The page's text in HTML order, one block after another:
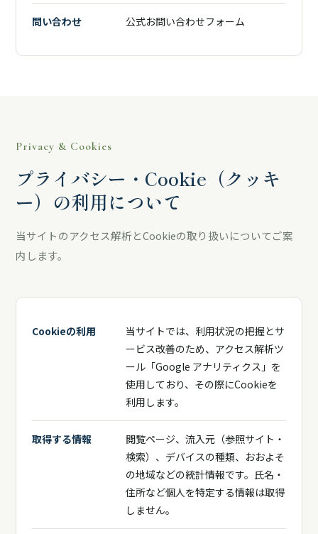
問い合わせ 公式お問い合わせフォーム
Privacy & Cookies
プライバシー・Cookie（クッキ
ー）の利用について
当サイトのアクセス解析とCookieの取り扱いについてご案
内します。
Cookieの利用
当サイトでは、利用状況の把握とサ
ービス改善のため、アクセス解析ツ
ール「Google アナリティクス」を
使用しており、その際にCookieを
利用します。
取得する情報
閲覧ページ、流入元（参照サイト・
検索）、デバイスの種類、おおよそ
の地域などの統計情報です。氏名・
住所など個人を特定する情報は取得
しません。